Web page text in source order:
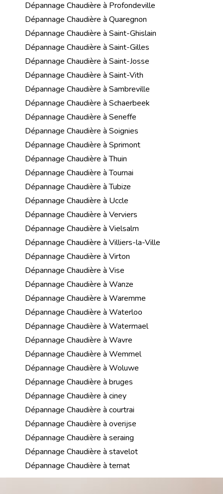
Dépannage Chaudière à Profondeville
Dépannage Chaudière à Quaregnon
Dépannage Chaudière à Saint-Ghislain
Dépannage Chaudière à Saint-Gilles
Dépannage Chaudière à Saint-Josse
Dépannage Chaudière à Saint-Vith
Dépannage Chaudière à Sambreville
Dépannage Chaudière à Schaerbeek
Dépannage Chaudière à Seneffe
Dépannage Chaudière à Soignies
Dépannage Chaudière à Sprimont
Dépannage Chaudière à Thuin
Dépannage Chaudière à Tournai
Dépannage Chaudière à Tubize
Dépannage Chaudière à Uccle
Dépannage Chaudière à Verviers
Dépannage Chaudière à Vielsalm
Dépannage Chaudière à Villiers-la-Ville
Dépannage Chaudière à Virton
Dépannage Chaudière à Vise
Dépannage Chaudière à Wanze
Dépannage Chaudière à Waremme
Dépannage Chaudière à Waterloo
Dépannage Chaudière à Watermael
Dépannage Chaudière à Wavre
Dépannage Chaudière à Wemmel
Dépannage Chaudière à Woluwe
Dépannage Chaudière à bruges
Dépannage Chaudière à ciney
Dépannage Chaudière à courtrai
Dépannage Chaudière à overijse
Dépannage Chaudière à seraing
Dépannage Chaudière à stavelot
Dépannage Chaudière à ternat